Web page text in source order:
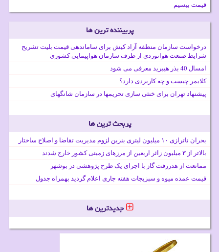
قیمت بیسیم
پربیننده ترین ها
درخواست سازمان منطقه آزاد کیش برای ساماندهی قیمت بلیت تشریح
شرایط صنعت هوانوردی از طرف سازمان هواپیمایی کشوری
امسال 40 بذر هیبرید معرفی می شود
کلایمر چیست و چه کاربردی دارد؟
پیشنهاد تهران برای خنثی سازی تحریمها در سازمان شانگهای
پربحث ترین ها
بحران ناترازی ۱۰ میلیون لیتری بنزین لزوم مدیریت تقاضا و اصلاح ساختار
بالاتر از ۳ میلیون زائر اربعین از مرزهای زمینی کشور خارج شدند
ممانعت از هدررفت گاز با اجرای یک طرح پژوهشی در بوشهر
قیمت عمده میوه و سبزیجات هفته جاری اعلام گردید بهمراه جدول
جدیدترین ها